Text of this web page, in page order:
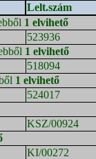
Lelt.szám
1 elvihető
523936
1 elvihető
518094
1 elvihető
524017
KSZ/00924
KI/00272